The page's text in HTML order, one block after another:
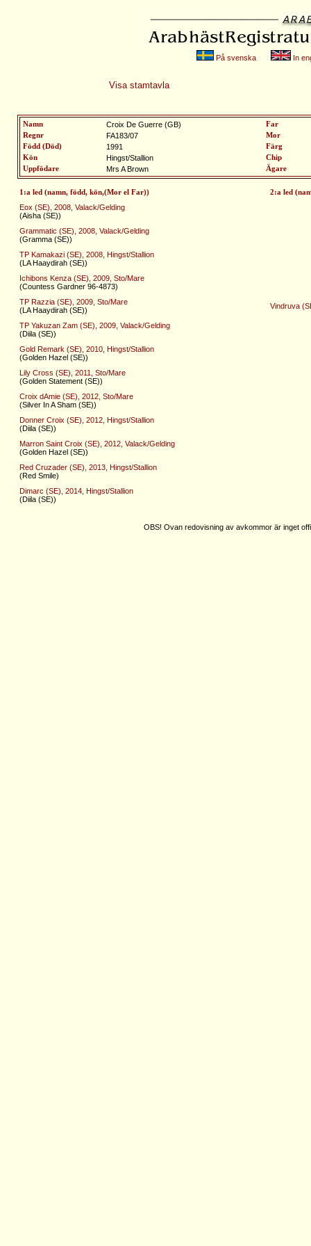
På svenska In
Visa stamtavla
Namn Croix De Guerre (GB)
Far
Regnr
FA183/07
Mor
Född (Död)
1991
Färg
Kön
Hingst/Stallion
Chip
Uppfödare
Mrs A Brown Ägare
1:a led (namn, född, kön,(Mor el Far)) 2:a led
Eox (SE), 2008, Valack/Gelding
(Aisha (SE))
Grammatic (SE), 2008, Valack/Gelding
(Gramma (SE))
TP Kamakazi (SE), 2008, Hingst/Stallion
(LA Haaydirah (SE))
Ichibons Kenza (SE), 2009, Sto/Mare
(Countess Gardner 96-4873)
TP Razzia (SE), 2009, Sto/Mare
(LA Haaydirah (SE))
Vindruva
TP Yakuzan Zam (SE), 2009, Valack/Gelding
(Diila (SE))
Gold Remark (SE), 2010, Hingst/Stallion
(Golden Hazel (SE))
Lily Cross (SE), 2011, Sto/Mare
(Golden Statement (SE))
Croix dAmie (SE), 2012, Sto/Mare
(Silver In A Sham (SE))
Donner Croix (SE), 2012, Hingst/Stallion
(Diila (SE))
Marron Saint Croix (SE), 2012, Valack/Gelding
(Golden Hazel (SE))
Red Cruzader (SE), 2013, Hingst/Stallion
(Red Smile)
Dimarc (SE), 2014, Hingst/Stallion
(Diila (SE))
OBS! Ovan redovisning av avkommor är inget